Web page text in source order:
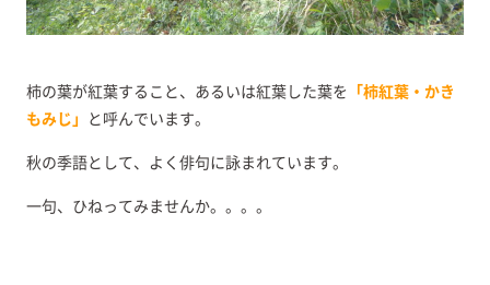
柿の葉が紅葉すること、あるいは紅葉した葉を
「柿紅葉・かき
もみじ」
と呼んでいます。
秋の季語として、よく俳句に詠まれています。
一句、ひねってみませんか。。。。